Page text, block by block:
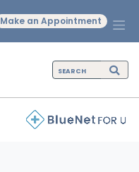
Make an Appointment